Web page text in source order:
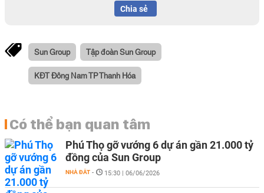
Chia sẻ
Sun Group Tập đoàn Sun Group
KĐT Đông Nam TP Thanh Hóa
Có thể bạn quan tâm
Phú Thọ gỡ vướng 6 dự án gần 21.000 tỷ
đồng của Sun Group
NHÀ ĐẤT - 15:30 | 06/06/2026